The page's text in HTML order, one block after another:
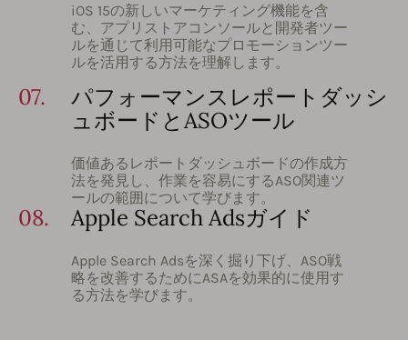
iOS 15の新しいマーケティング機能を含
む、アプリストアコンソールと開発者ツー
ルを通じて利用可能なプロモーションツー
ルを活用する方法を理解します。
07.
パフォーマンスレポートダッシ
ュボードとASOツール
価値あるレポートダッシュボードの作成方
法を発見し、作業を容易にするASO関連ツ
ールの範囲について学びます。
08. Apple Search Adsガイド
Apple Search Adsを深く掘り下げ、ASO戦
略を改善するためにASAを効果的に使用す
る方法を学びます。